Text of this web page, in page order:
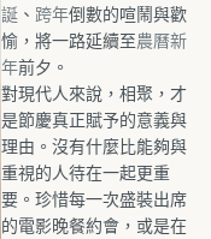
誕、 跨年倒數的喧鬧與歡
愉，將一路延續至農曆新
年前夕。
對現代人來說，相聚，才
是節慶真正賦予的意義與
理由。沒有什麼比能夠與
重視的人待在一起更重
要。珍惜每一次盛裝出席
的電影晚餐約會，或是在